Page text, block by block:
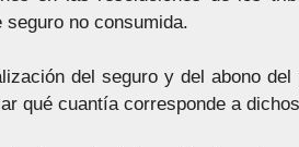
no consumida.
del seguro y del abono
qué cuantía corresponde a